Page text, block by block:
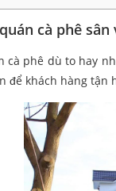
cà phê
cà phê dù to hay
để khách hàng tận